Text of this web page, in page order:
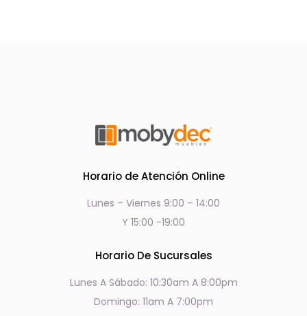
Horario de Atención Online
Lunes – Viernes 9:00 – 14:00
Y 15:00 -19:00
Horario De Sucursales
Lunes A Sábado: 10:30am A 8:00pm
Domingo: 11am A 7:00pm